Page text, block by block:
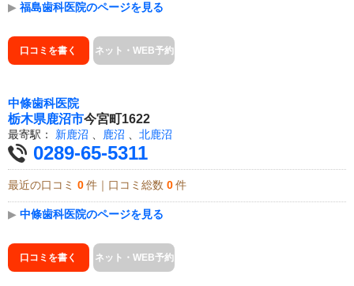
▶ 福島歯科医院のページを見る
口コミを書く ネット・WEB予約
中條歯科医院
栃木県鹿沼市今宮町1622
最寄駅： 新鹿沼 鹿沼 北鹿沼
0289-65-5311
最近の口コミ 0 件｜口コミ総数 0 件
▶ 中條歯科医院のページを見る
口コミを書く ネット・WEB予約